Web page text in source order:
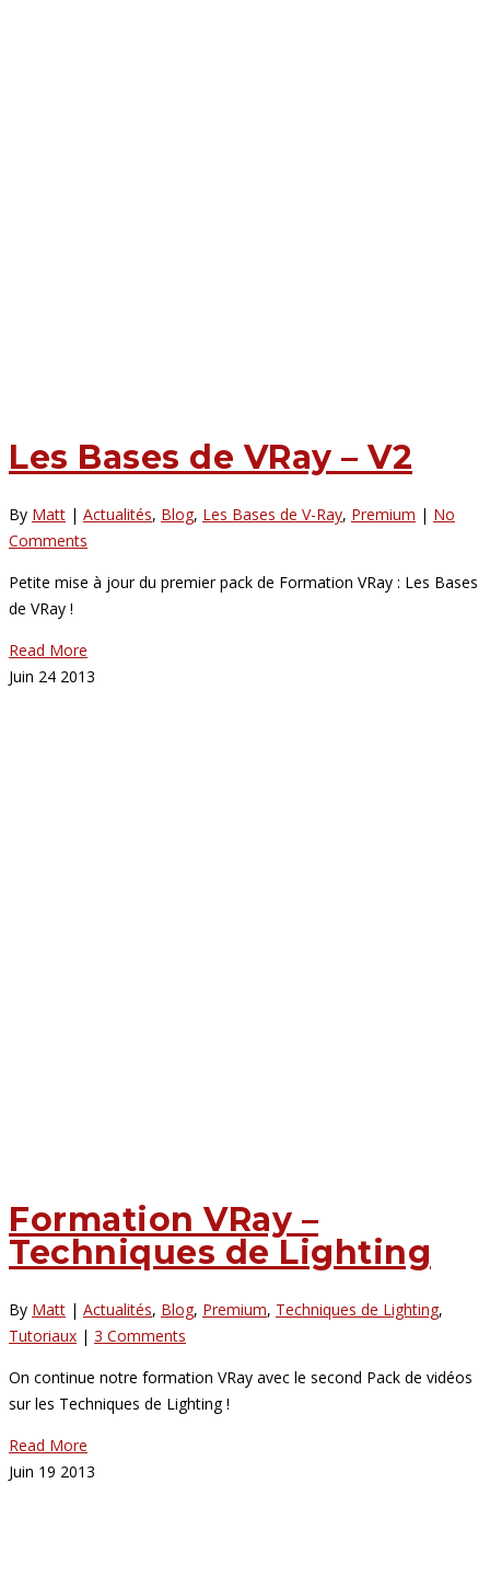
Les Bases de VRay – V2
By Matt | Actualités, Blog, Les Bases de V-Ray, Premium | No
Comments
Petite mise à jour du premier pack de Formation VRay : Les Bases
de VRay !
Read More
Juin 24 2013
Formation VRay –
Techniques de Lighting
By Matt | Actualités, Blog, Premium, Techniques de Lighting,
Tutoriaux | 3 Comments
On continue notre formation VRay avec le second Pack de vidéos
sur les Techniques de Lighting !
Read More
Juin 19 2013